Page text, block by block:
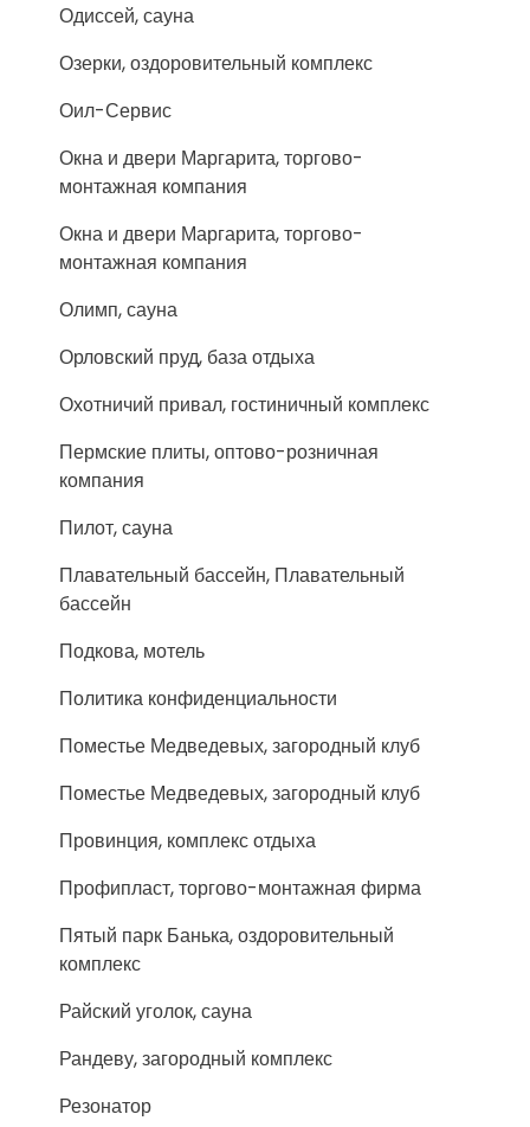
Одиссей, сауна
Озерки, оздоровительный комплекс
Оил-Сервис
Окна и двери Маргарита, торгово-
монтажная компания
Окна и двери Маргарита, торгово-
монтажная компания
Олимп, сауна
Орловский пруд, база отдыха
Охотничий привал, гостиничный комплекс
Пермские плиты, оптово-розничная
компания
Пилот, сауна
Плавательный бассейн, Плавательный
бассейн
Подкова, мотель
Политика конфиденциальности
Поместье Медведевых, загородный клуб
Поместье Медведевых, загородный клуб
Провинция, комплекс отдыха
Профипласт, торгово-монтажная фирма
Пятый парк Банька, оздоровительный
комплекс
Райский уголок, сауна
Рандеву, загородный комплекс
Резонатор